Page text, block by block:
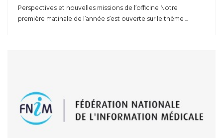
Perspectives et nouvelles missions de l’officine Notre
première matinale de l’année s’est ouverte sur le thème ...